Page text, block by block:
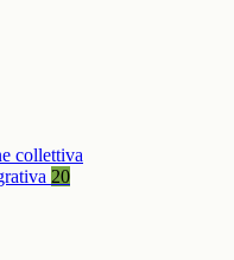
collettiva
20